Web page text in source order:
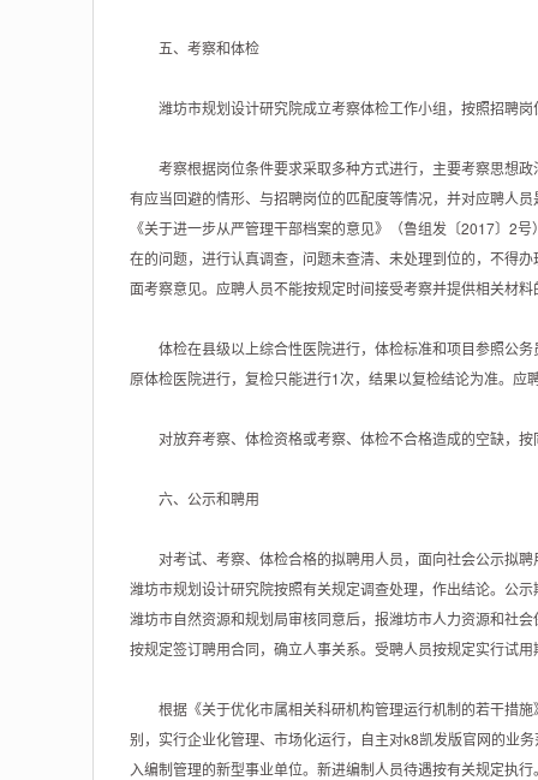
五、考察和体检
潍坊市规划设计研究院成立考察体检工作小组，按照招聘岗
考察根据岗位条件要求采取多种方式进行，主要考察思想政
有应当回避的情形、与招聘岗位的匹配度等情况，并对应聘人
《关于进一步从严管理干部档案的意见》（鲁组发〔2017〕2
在的问题，进行认真调查，问题未查清、未处理到位的，不得
面考察意见。应聘人员不能按规定时间接受考察并提供相关材
体检在县级以上综合性医院进行，体检标准和项目参照公务
原体检医院进行，复检只能进行1次，结果以复检结论为准。
对放弃考察、体检资格或考察、体检不合格造成的空缺，按
六、公示和聘用
对考试、考察、体检合格的拟聘用人员，面向社会公示拟聘
潍坊市规划设计研究院按照有关规定调查处理，作出结论。公
潍坊市自然资源和规划局审核同意后，报潍坊市人力资源和社
按规定签订聘用合同，确立人事关系。受聘人员按规定实行试
根据《关于优化市属相关科研机构管理运行机制的若干措施
别，实行企业化管理、市场化运行，自主对k8凯发版官网的业
入编制管理的新型事业单位。新进编制人员待遇按有关规定执行